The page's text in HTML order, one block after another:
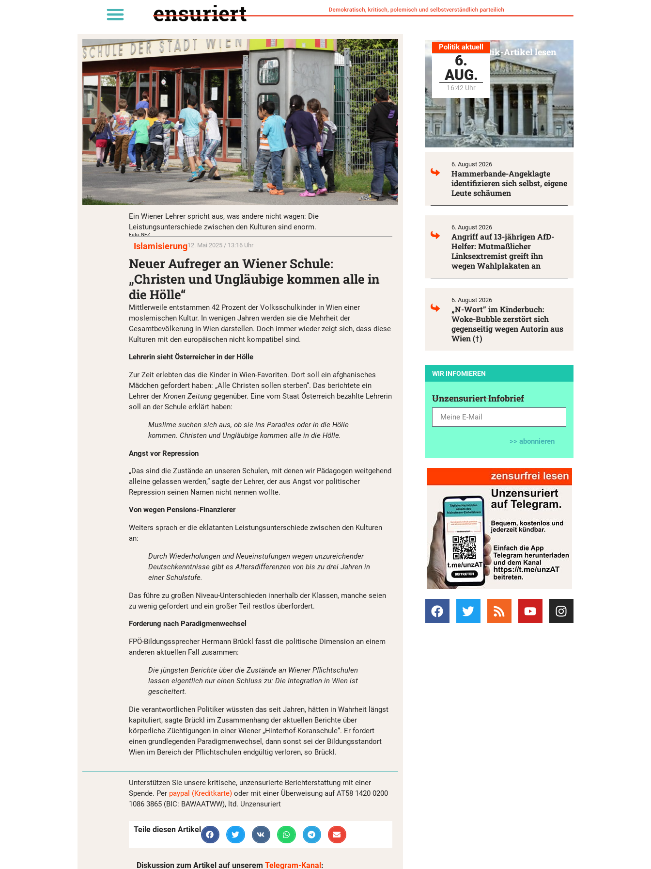
Ein Wiener Lehrer spricht aus, was andere nicht wagen: Die
Leistungsunterschiede zwischen den Kulturen sind enorm.
Foto: NFZ
Islamisierung12. Mai 2025 / 13:16 Uhr
Neuer Aufreger an Wiener Schule:
„Christen und Ungläubige kommen alle in
die Hölle“
Mittlerweile entstammen 42 Prozent der Volksschulkinder in Wien einer
moslemischen Kultur. In wenigen Jahren werden sie die Mehrheit der
Gesamtbevölkerung in Wien darstellen. Doch immer wieder zeigt sich, dass diese
Kulturen mit den europäischen nicht kompatibel sind.
Lehrerin sieht Österreicher in der Hölle
Zur Zeit erlebten das die Kinder in Wien-Favoriten. Dort soll ein afghanisches
Mädchen gefordert haben: „Alle Christen sollen sterben“. Das berichtete ein
Lehrer der Kronen Zeitung gegenüber. Eine vom Staat Österreich bezahlte Lehrerin
soll an der Schule erklärt haben:
Muslime suchen sich aus, ob sie ins Paradies oder in die Hölle
kommen. Christen und Ungläubige kommen alle in die Hölle.
Angst vor Repression
„Das sind die Zustände an unseren Schulen, mit denen wir Pädagogen weitgehend
alleine gelassen werden,“ sagte der Lehrer, der aus Angst vor politischer
Repression seinen Namen nicht nennen wollte.
Von wegen Pensions-Finanzierer
Weiters sprach er die eklatanten Leistungsunterschiede zwischen den Kulturen
an:
Durch Wiederholungen und Neueinstufungen wegen unzureichender
Deutschkenntnisse gibt es Altersdifferenzen von bis zu drei Jahren in
einer Schulstufe.
Das führe zu großen Niveau-Unterschieden innerhalb der Klassen, manche seien
zu wenig gefordert und ein großer Teil restlos überfordert.
Forderung nach Paradigmenwechsel
FPÖ-Bildungssprecher Hermann Brückl fasst die politische Dimension an einem
anderen aktuellen Fall zusammen:
Die jüngsten Berichte über die Zustände an Wiener Pflichtschulen
lassen eigentlich nur einen Schluss zu: Die Integration in Wien ist
gescheitert.
Die verantwortlichen Politiker wüssten das seit Jahren, hätten in Wahrheit längst
kapituliert, sagte Brückl im Zusammenhang der aktuellen Berichte über
körperliche Züchtigungen in einer Wiener „Hinterhof-Koranschule“. Er fordert
einen grundlegenden Paradigmenwechsel, dann sonst sei der Bildungsstandort
Wien im Bereich der Pflichtschulen endgültig verloren, so Brückl.
Unterstützen Sie unsere kritische, unzensurierte Berichterstattung mit einer
Spende. Per paypal (Kreditkarte) oder mit einer Überweisung auf AT58 1420 0200
1086 3865 (BIC: BAWAATWW), ltd. Unzensuriert
Teile diesen Artikel
Diskussion zum Artikel auf unserem Telegram-Kanal:
Politik aktuell
6.
AUG.
16:42 Uhr
Alle Politik-Artikel lesen
6. August 2026
Hammerbande-Angeklagte
identifizieren sich selbst, eigene
Leute schäumen
6. August 2026
Angriff auf 13-jährigen AfD-
Helfer: Mutmaßlicher
Linksextremist greift ihn
wegen Wahlplakaten an
6. August 2026
„N-Wort” im Kinderbuch:
Woke-Bubble zerstört sich
gegenseitig wegen Autorin aus
Wien (†)
WIR INFOMIEREN
Unzensuriert Infobrief
>> abonnieren